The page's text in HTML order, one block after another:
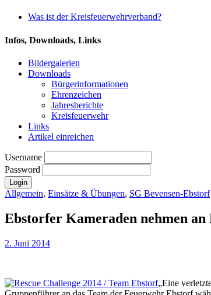
Was ist der Kreisfeuerwehrverband?
Infos, Downloads, Links
Bildergalerien
Downloads
Bürgerinformationen
Ehrenzeichen
Jahresberichte
Kreisfeuerwehr
Links
Artikel einreichen
Username
Password
Allgemein, Einsätze & Übungen, SG Bevensen-Ebstorf
Ebstorfer Kameraden nehmen an
2. Juni 2014
„Eine